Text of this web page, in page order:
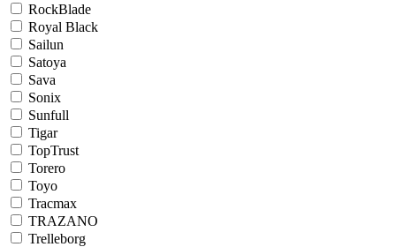
RockBlade
Royal Black
Sailun
Satoya
Sava
Sonix
Sunfull
Tigar
TopTrust
Torero
Toyo
Tracmax
TRAZANO
Trelleborg